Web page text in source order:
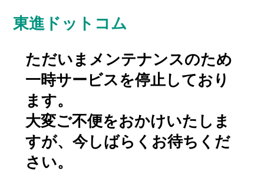
東進ドットコム
ただいまメンテナンスのため
一時サービスを停止しており
ます。
大変ご不便をおかけいたしま
すが、今しばらくお待ちくだ
さい。